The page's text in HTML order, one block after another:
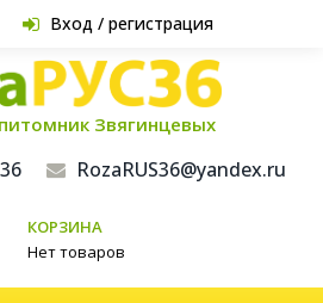
Вход / регистрация
Звягинцевых
RozaRUS36@yandex.ru
КОРЗИНА
Нет товаров